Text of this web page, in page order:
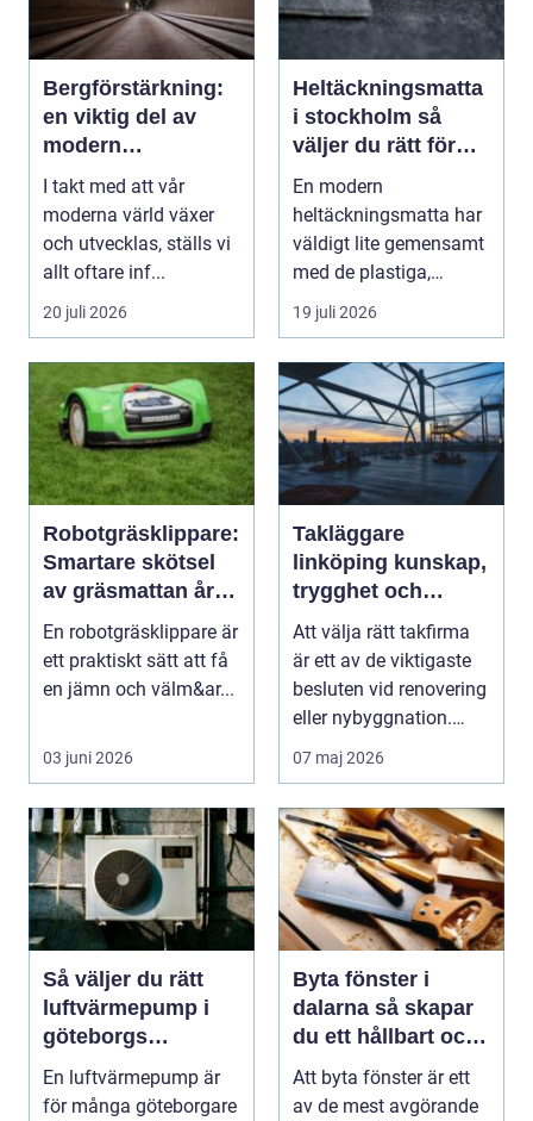
Bergförstärkning:
en viktig del av
modern
infrastruktur
I takt med att vår
moderna värld växer
och utvecklas, ställs vi
allt oftare inf...
20 juli 2026
Heltäckningsmatta
i stockholm så
väljer du rätt för
hem och kontor
En modern
heltäckningsmatta har
väldigt lite gemensamt
med de plastiga,
svårstädade
varianterna mång...
19 juli 2026
Robotgräsklippare:
Smartare skötsel
av gräsmattan året
runt
En robotgräsklippare är
ett praktiskt sätt att få
en jämn och välm&ar...
03 juni 2026
Takläggare
linköping kunskap,
trygghet och
hållbara tak
Att välja rätt takfirma
är ett av de viktigaste
besluten vid renovering
eller nybyggnation.
Taket på...
07 maj 2026
Så väljer du rätt
luftvärmepump i
göteborgs
kustklimat
En luftvärmepump är
för många göteborgare
Byta fönster i
dalarna så skapar
du ett hållbart och
vackert hus
Att byta fönster är ett
av de mest avgörande